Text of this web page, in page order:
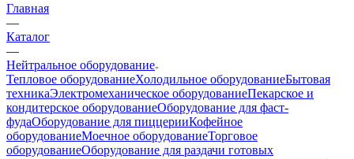
Главная
—
Каталог
—
Нейтральное оборудование
Тепловое оборудованиеХолодильное оборудованиеБытовая
техникаЭлектромеханическое оборудованиеПекарское и
кондитерское оборудованиеОборудование для фаст-
фудаОборудование для пиццерииКофейное
оборудованиеМоечное оборудованиеТорговое
оборудованиеОборудование для раздачи готовых